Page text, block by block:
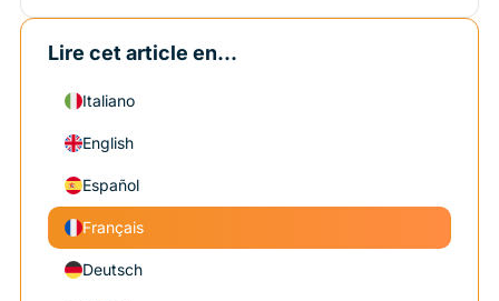
Lire cet article en...
Italiano
English
Español
Français
Deutsch